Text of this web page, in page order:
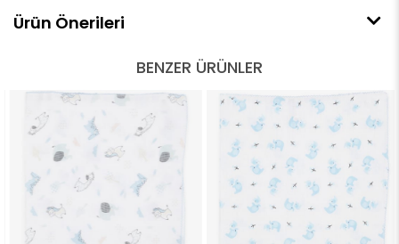
Ürün Önerileri
BENZER ÜRÜNLER